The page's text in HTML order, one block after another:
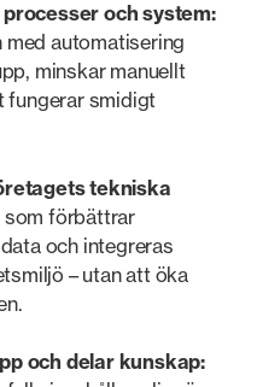
och system:
med automatisering
minskar manuellt
fungerar smidigt
tekniska
som förbättrar
och integreras
– utan att öka
och delar kunskap: